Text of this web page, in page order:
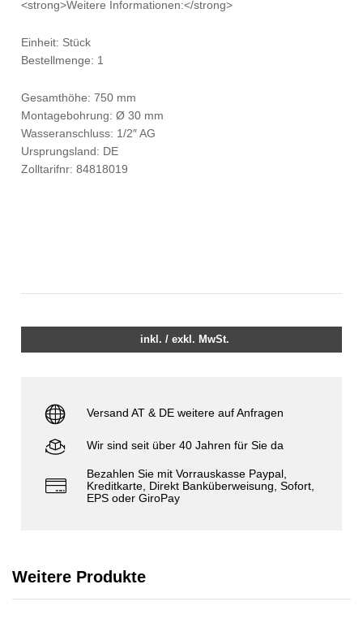
<strong>Weitere Informationen:</strong>
Einheit: Stück
Bestellmenge: 1
Gesamthöhe: 750 mm
Montagebohrung: Ø 30 mm
Wasseranschluss: 1/2″ AG
Ursprungsland: DE
Zolltarifnr: 84818019
inkl. / exkl. MwSt.
Versand AT & DE weitere auf Anfragen
Wir sind seit über 40 Jahren für Sie da
Bezahlen Sie mit Vorrauskasse Paypal,
Kreditkarte, Direkt Banküberweisung, Sofort,
EPS oder GiroPay
Weitere Produkte